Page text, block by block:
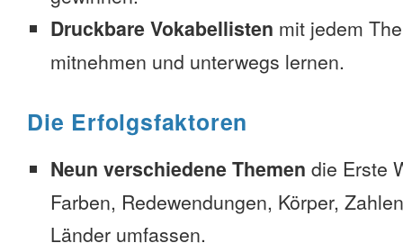
Druckbare Vokabellisten mit jedem
mitnehmen und unterwegs lernen.
Die Erfolgsfaktoren
Neun verschiedene Themen die Erste
Farben, Redewendungen, Körper,
Länder umfassen.